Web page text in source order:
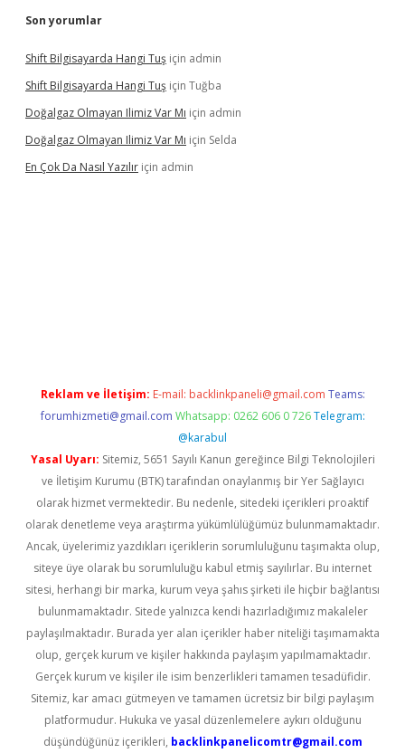
Son yorumlar
Shift Bilgisayarda Hangi Tuş için admin
Shift Bilgisayarda Hangi Tuş için Tuğba
Doğalgaz Olmayan Ilimiz Var Mı için admin
Doğalgaz Olmayan Ilimiz Var Mı için Selda
En Çok Da Nasıl Yazılır için admin
Reklam ve İletişim: E-mail: backlinkpaneli@gmail.com Teams:
forumhizmeti@gmail.com Whatsapp: 0262 606 0 726 Telegram:
@karabul
Yasal Uyarı: Sitemiz, 5651 Sayılı Kanun gereğince Bilgi Teknolojileri
ve İletişim Kurumu (BTK) tarafından onaylanmış bir Yer Sağlayıcı
olarak hizmet vermektedir. Bu nedenle, sitedeki içerikleri proaktif
olarak denetleme veya araştırma yükümlülüğümüz bulunmamaktadır.
Ancak, üyelerimiz yazdıkları içeriklerin sorumluluğunu taşımakta olup,
siteye üye olarak bu sorumluluğu kabul etmiş sayılırlar. Bu internet
sitesi, herhangi bir marka, kurum veya şahıs şirketi ile hiçbir bağlantısı
bulunmamaktadır. Sitede yalnızca kendi hazırladığımız makaleler
paylaşılmaktadır. Burada yer alan içerikler haber niteliği taşımamakta
olup, gerçek kurum ve kişiler hakkında paylaşım yapılmamaktadır.
Gerçek kurum ve kişiler ile isim benzerlikleri tamamen tesadüfidir.
Sitemiz, kar amacı gütmeyen ve tamamen ücretsiz bir bilgi paylaşım
platformudur. Hukuka ve yasal düzenlemelere aykırı olduğunu
düşündüğünüz içerikleri, backlinkpanelicomtr@gmail.com